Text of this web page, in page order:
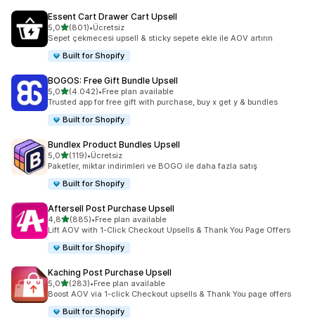
Essent Cart Drawer Cart Upsell
5,05 yıldız üzerinden
(801)
toplam 801 değerlendirme
•Ücretsiz
Sepet çekmecesi upsell & sticky sepete ekle ile AOV artırın
Built for Shopify
BOGOS: Free Gift Bundle Upsell
5,05 yıldız üzerinden
(4.042)
toplam 4042 değerlendirme
•Free plan available
Trusted app for free gift with purchase, buy x get y & bundles
Built for Shopify
Bundlex Product Bundles Upsell
5,05 yıldız üzerinden
(119)
toplam 119 değerlendirme
•Ücretsiz
Paketler, miktar indirimleri ve BOGO ile daha fazla satış
Built for Shopify
Aftersell Post Purchase Upsell
4,85 yıldız üzerinden
(885)
toplam 885 değerlendirme
•Free plan available
Lift AOV with 1-Click Checkout Upsells & Thank You Page Offers
Built for Shopify
Kaching Post Purchase Upsell
5,05 yıldız üzerinden
(283)
toplam 283 değerlendirme
•Free plan available
Boost AOV via 1-click Checkout upsells & Thank You page offers
Built for Shopify